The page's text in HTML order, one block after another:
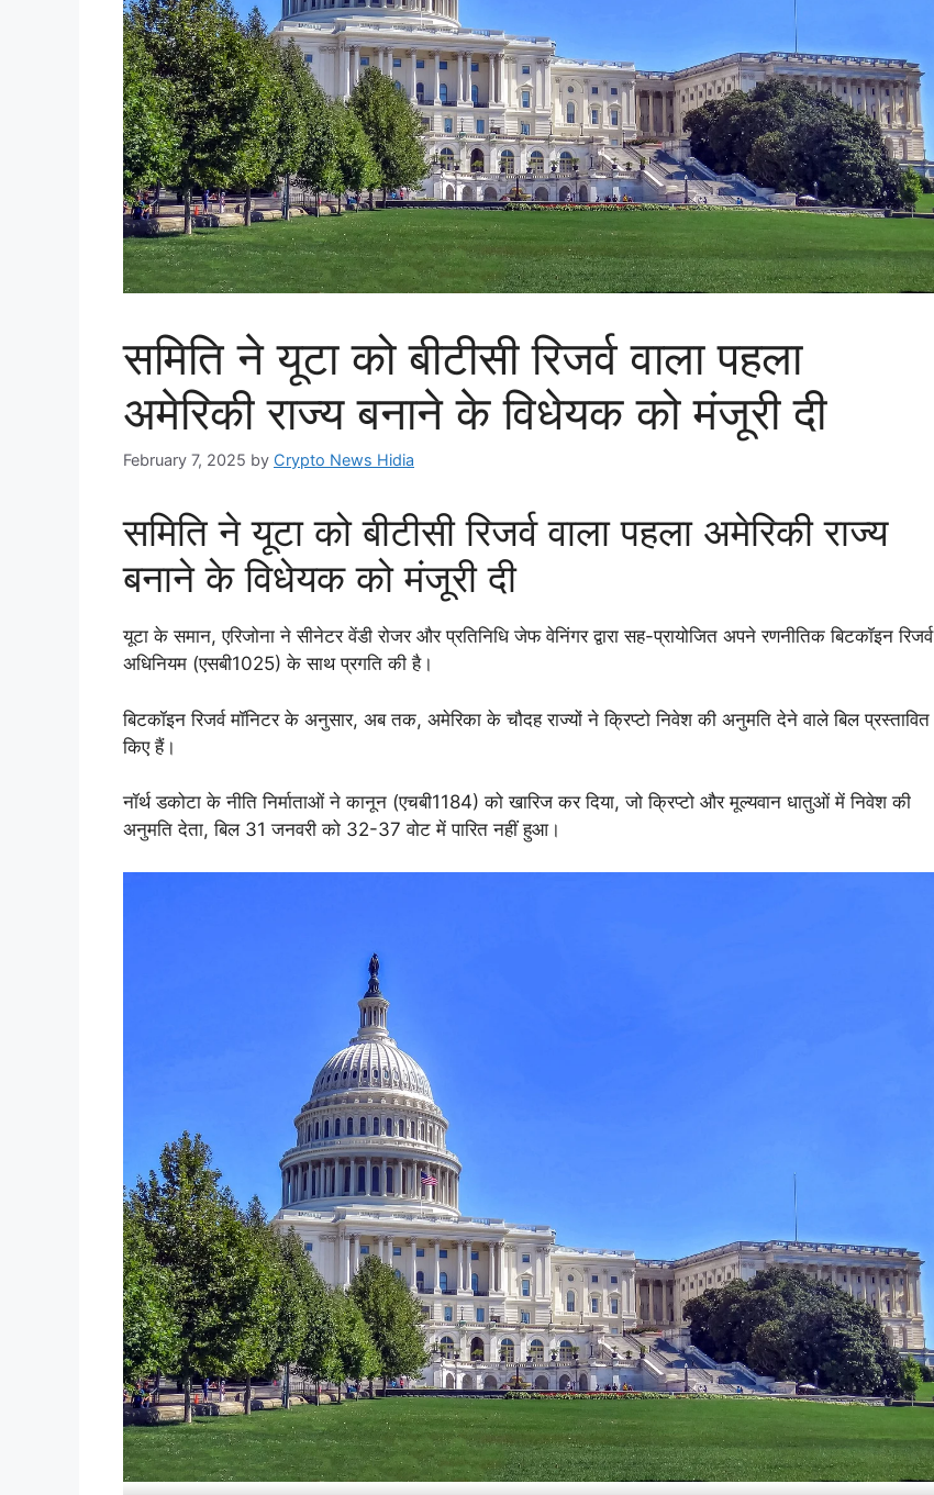
समिति ने यूटा को बीटीसी रिजर्व वाला पहला
अमेरिकी राज्य बनाने के विधेयक को मंजूरी दी
February 7, 2025 by Crypto News Hidia
समिति ने यूटा को बीटीसी रिजर्व वाला पहला अमेरिकी राज्य
बनाने के विधेयक को मंजूरी दी
यूटा के समान, एरिजोना ने सीनेटर वेंडी रोजर और प्रतिनिधि जेफ वेनिंगर द्वारा सह-प्रायोजित अपने रणनीतिक बिटकॉइन रिजर्व
अधिनियम (एसबी1025) के साथ प्रगति की है।
बिटकॉइन रिजर्व मॉनिटर के अनुसार, अब तक, अमेरिका के चौदह राज्यों ने क्रिप्टो निवेश की अनुमति देने वाले बिल प्रस्तावित
किए हैं।
नॉर्थ डकोटा के नीति निर्माताओं ने कानून (एचबी1184) को खारिज कर दिया, जो क्रिप्टो और मूल्यवान धातुओं में निवेश की
अनुमति देता, बिल 31 जनवरी को 32-37 वोट में पारित नहीं हुआ।